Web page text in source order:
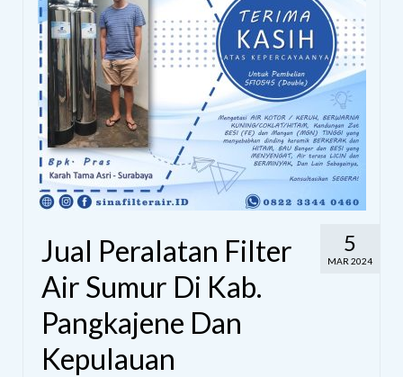
5
MAR 2024
Jual Peralatan Filter
Air Sumur Di Kab.
Pangkajene Dan
Kepulauan